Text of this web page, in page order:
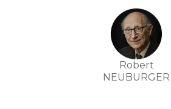
Robert
NEUBURGER